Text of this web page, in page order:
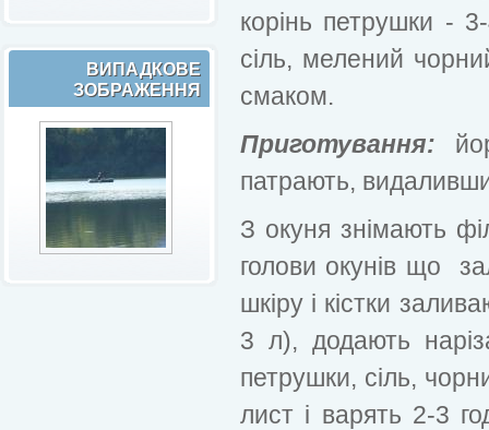
ВИПАДКОВЕ
ЗОБРАЖЕННЯ
корінь петрушки -
сіль, мелений
смаком.
Приготування:
патрають,
З окуня знімають
голови окунів що
шкіру і кістки
3 л), додають
петрушки, сіль,
лист і варять 2-3